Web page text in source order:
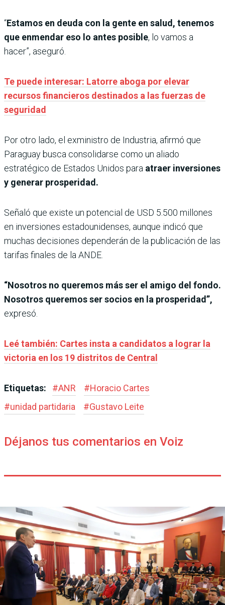
“Estamos en deuda con la gente en salud, tenemos
que enmendar eso lo antes posible, lo vamos a
hacer”, aseguró.
Te puede interesar: Latorre aboga por elevar
recursos financieros destinados a las fuerzas de
seguridad
Por otro lado, el exministro de Industria, afirmó que
Paraguay busca consolidarse como un aliado
estratégico de Estados Unidos para atraer inversiones
y generar prosperidad.
Señaló que existe un potencial de USD 5.500 millones
en inversiones estadounidenses, aunque indicó que
muchas decisiones dependerán de la publicación de las
tarifas finales de la ANDE.
“Nosotros no queremos más ser el amigo del fondo.
Nosotros queremos ser socios en la prosperidad”,
expresó.
Leé también: Cartes insta a candidatos a lograr la
victoria en los 19 distritos de Central
Etiquetas: #ANR #Horacio Cartes
#unidad partidaria #Gustavo Leite
Déjanos tus comentarios en Voiz